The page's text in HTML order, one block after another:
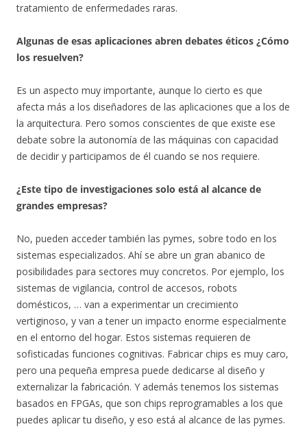
tratamiento de enfermedades raras.
Algunas de esas aplicaciones abren debates éticos ¿Cómo
los resuelven?
Es un aspecto muy importante, aunque lo cierto es que
afecta más a los diseñadores de las aplicaciones que a los de
la arquitectura. Pero somos conscientes de que existe ese
debate sobre la autonomía de las máquinas con capacidad
de decidir y participamos de él cuando se nos requiere.
¿Este tipo de investigaciones solo está al alcance de
grandes empresas?
No, pueden acceder también las pymes, sobre todo en los
sistemas especializados. Ahí se abre un gran abanico de
posibilidades para sectores muy concretos. Por ejemplo, los
sistemas de vigilancia, control de accesos, robots
domésticos, … van a experimentar un crecimiento
vertiginoso, y van a tener un impacto enorme especialmente
en el entorno del hogar. Estos sistemas requieren de
sofisticadas funciones cognitivas. Fabricar chips es muy caro,
pero una pequeña empresa puede dedicarse al diseño y
externalizar la fabricación. Y además tenemos los sistemas
basados en FPGAs, que son chips reprogramables a los que
puedes aplicar tu diseño, y eso está al alcance de las pymes.